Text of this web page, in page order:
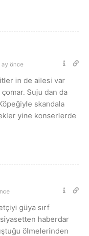
ay önce
in de ailesi var
Suju dan da
skandala
yine konserlerde
güya sırf
siyasetten haberdar
ölmelerinden